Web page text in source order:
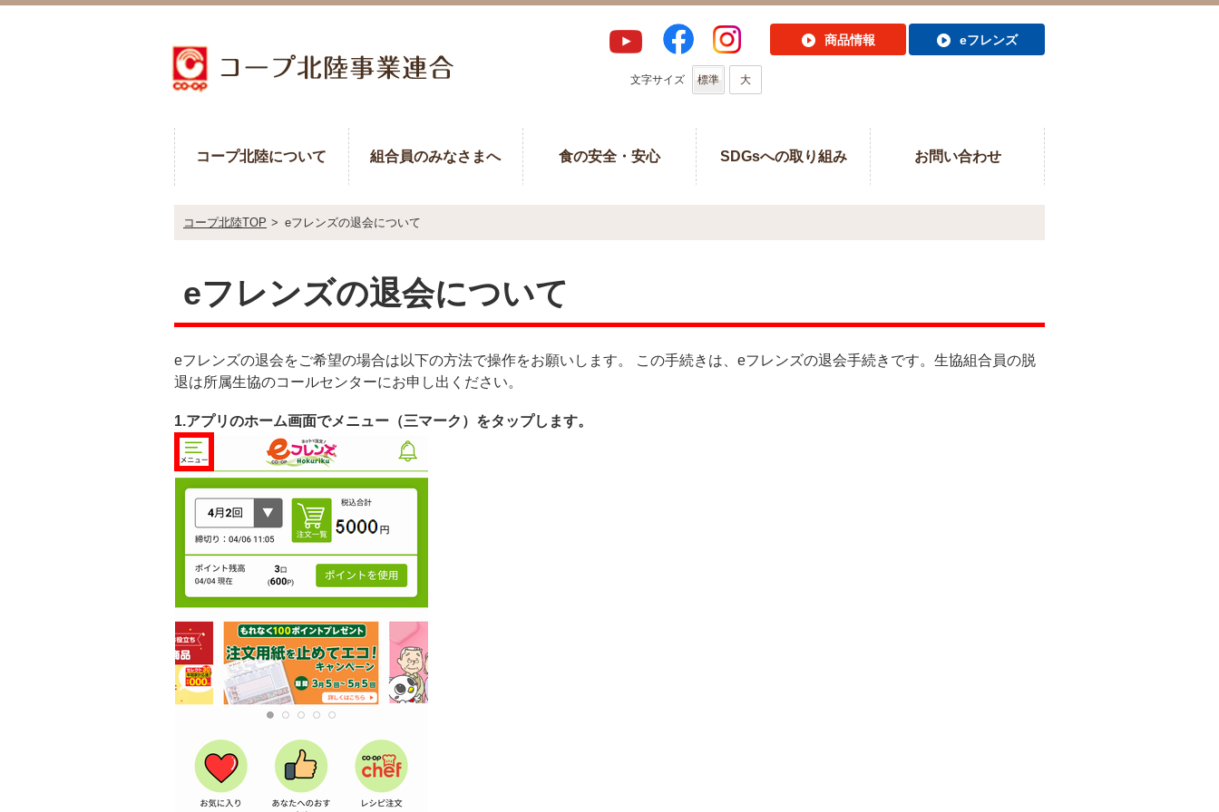
商品情報 eフレンズ
文字サイズ 標準 大
コープ北陸について 組合員のみなさまへ 食の安全・安心 SDGsへの取り組み お問い合わせ
コープ北陸TOP > eフレンズの退会について
eフレンズの退会について
eフレンズの退会をご希望の場合は以下の方法で操作をお願いします。 この手続きは、eフレンズの退会手続きです。 生協組合員の脱
退は所属生協のコールセンターにお申し出ください。
1.アプリのホーム画面でメニュー（三マーク）をタップします。